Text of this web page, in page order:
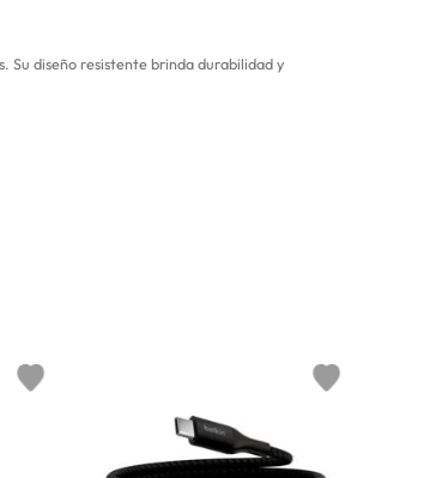
Su diseño resistente brinda durabilidad y